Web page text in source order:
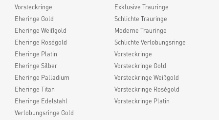
Vorsteckringe
Eheringe Gold
Eheringe Weißgold
Eheringe Roségold
Eheringe Platin
Eheringe Silber
Eheringe Palladium
Eheringe Titan
Eheringe Edelstahl
Verlobungsringe Gold
Exklusive Trauringe
Schlichte Trauringe
Moderne Trauringe
Schlichte Verlobungsringe
Vorsteckringe
Vorsteckringe Gold
Vorsteckringe Weißgold
Vorsteckringe Roségold
Vorsteckringe Platin